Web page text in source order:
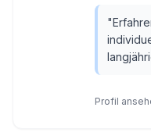
"
Profil